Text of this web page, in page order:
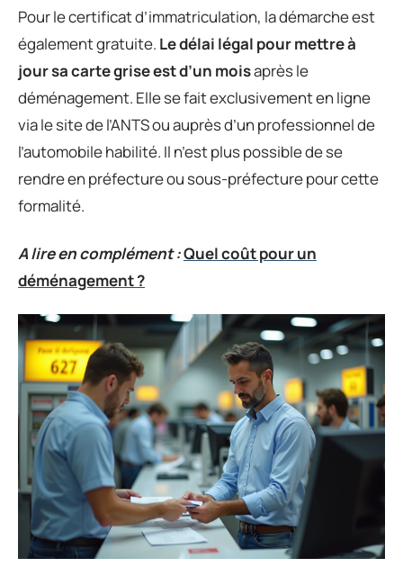
Pour le certificat d’immatriculation, la démarche est
également gratuite. Le délai légal pour mettre à
jour sa carte grise est d’un moisaprès le
déménagement. Elle se fait exclusivement en ligne
via le site de l’ANTS ou auprès d’un professionnel de
l’automobile habilité. Il n’est plus possible de se
rendre en préfecture ou sous-préfecture pour cette
formalité.
A lire en complément :Quel coût pour un
déménagement ?